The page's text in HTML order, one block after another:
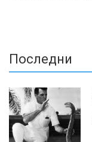
Последни